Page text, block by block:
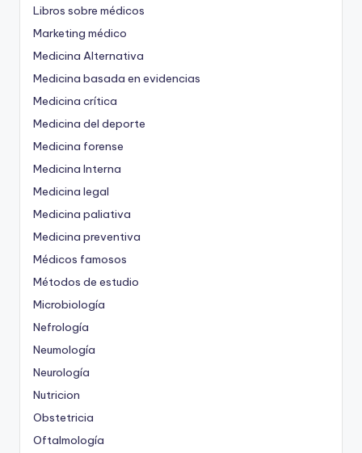
Libros sobre médicos
Marketing médico
Medicina Alternativa
Medicina basada en evidencias
Medicina crítica
Medicina del deporte
Medicina forense
Medicina Interna
Medicina legal
Medicina paliativa
Medicina preventiva
Médicos famosos
Métodos de estudio
Microbiología
Nefrología
Neumología
Neurología
Nutricion
Obstetricia
Oftalmología